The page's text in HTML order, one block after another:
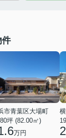
件
市青葉区大場町
坪 (82.00㎡)
万円